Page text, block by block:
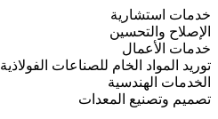
خدمات استشارية
الإصلاح والتحسين
خدمات الأعمال
توريد المواد الخام للصناعات الفولاذية
الخدمات الهندسية
تصميم وتصنيع المعدات